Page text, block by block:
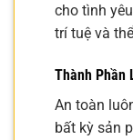
cho tình
trí tuệ và
Thành Phần
An toàn
bất kỳ sản